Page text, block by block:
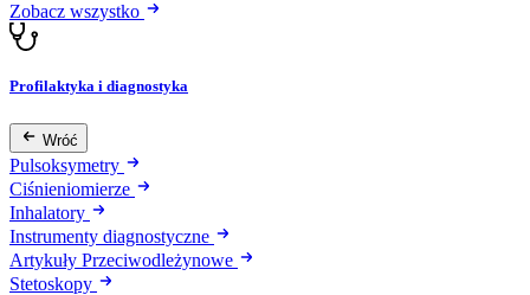
Zobacz wszystko
Profilaktyka i diagnostyka
Wróć
Pulsoksymetry
Ciśnieniomierze
Inhalatory
Instrumenty diagnostyczne
Artykuły Przeciwodleżynowe
Stetoskopy